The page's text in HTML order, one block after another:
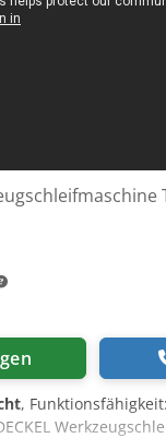
, Funktionsfähigkeit: